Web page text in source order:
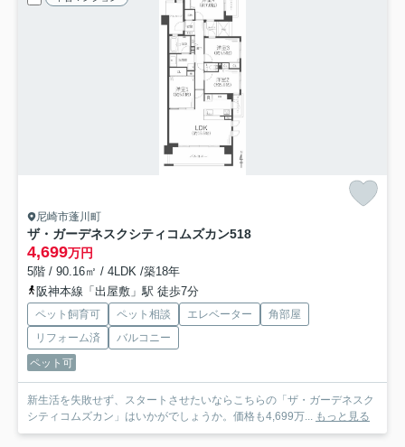
尼崎市蓬川町
ザ・ガーデネスクシティコムズカン518
4,699万円
5階 / 90.16㎡ / 4LDK /築18年
阪神本線「出屋敷」駅 徒歩7分
ペット飼育可 ペット相談 エレベーター
角部屋
リフォーム済
バルコニー
ペット可
新生活を失敗せず、スタートさせたいならこちらの「ザ・ガーデネスク
シティコムズカン」はいかがでしょうか。価格も4,699万...
もっと見る